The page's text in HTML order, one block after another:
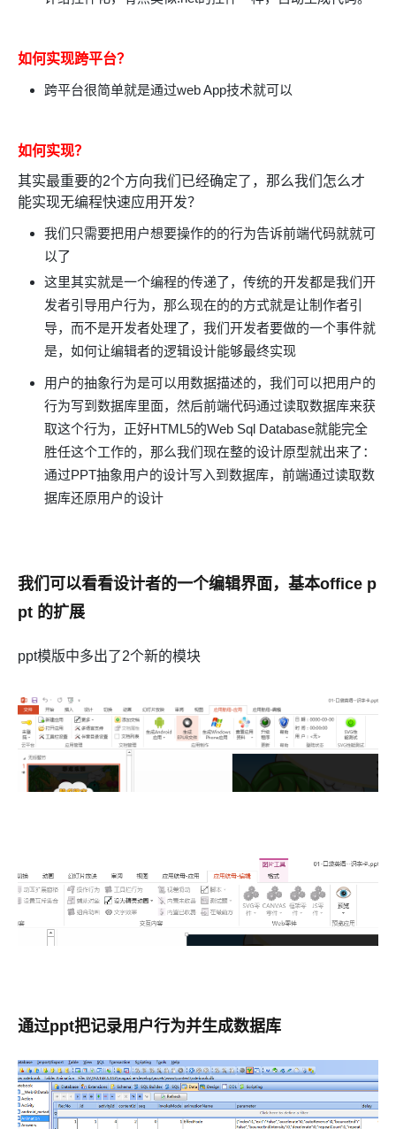
如何实现跨平台？
跨平台很简单就是通过web App技术就可以
如何实现？
其实最重要的2个方向我们已经确定了，那么我们怎么才
能实现无编程快速应用开发？
我们只需要把用户想要操作的的行为告诉前端代码就就可
以了
这里其实就是一个编程的传递了，传统的开发都是我们开
发者引导用户行为，那么现在的的方式就是让制作者引
导，而不是开发者处理了，我们开发者要做的一个事件就
是，如何让编辑者的逻辑设计能够最终实现
用户的抽象行为是可以用数据描述的，我们可以把用户的
行为写到数据库里面，然后前端代码通过读取数据库来获
取这个行为，正好HTML5的Web Sql Database就能完全
胜任这个工作的，那么我们现在整的设计原型就出来了：
通过PPT抽象用户的设计写入到数据库，前端通过读取数
据库还原用户的设计
我们可以看看设计者的一个编辑界面，基本office p
pt 的扩展
ppt模版中多出了2个新的模块
通过ppt把记录用户行为并生成数据库